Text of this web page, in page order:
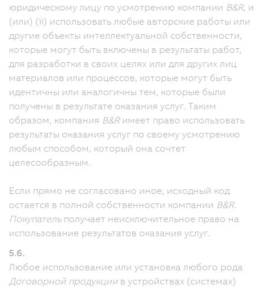
юридическому лицу по усмотрению компании B&R, и
(или) (ii) использовать любые авторские работы или
другие объекты интеллектуальной собственности,
которые могут быть включены в результаты работ,
для разработки в своих целях или для других лиц
материалов или процессов, которые могут быть
идентичны или аналогичны тем, которые были
получены в результате оказания услуг. Таким
образом, компания B&Rимеет право использовать
результаты оказания услуг по своему усмотрению
любым способом, который она сочтет
целесообразным.
Если прямо не согласовано иное, исходный код
остается в полной собственности компании B&R.
Покупательполучает неисключительное право на
использование результатов оказания услуг.
5.6.
Любое использование или установка любого рода
Договорной продукции в устройствах (системах)